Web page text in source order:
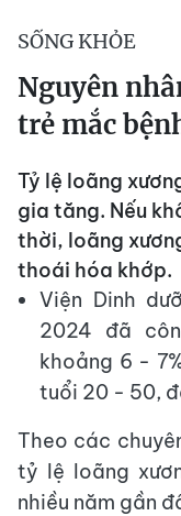
SỐNG KHỎE
Nguyên
trẻ mắc
Tỷ lệ loãng
gia tăng. Nếu
thời, loãng
thoái hóa khớp.
Viện Dinh
2024 đã
khoảng 6 -
tuổi 20 - 50,
Theo các
tỷ lệ loãng
nhiều năm gần